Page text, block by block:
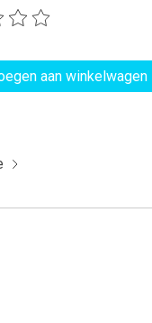
van dit product is
aan winkelwagen